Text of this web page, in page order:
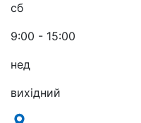
сб
9:00 - 15:00
нед
вихідний